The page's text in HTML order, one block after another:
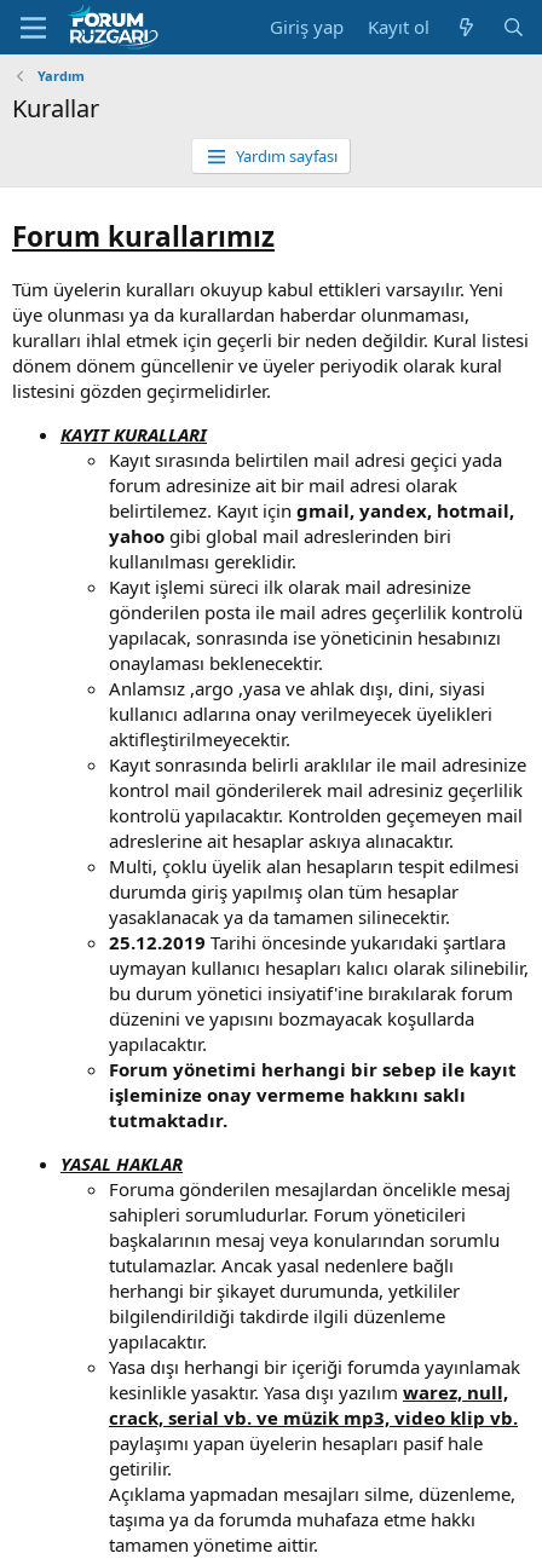
Giriş yap Kayıt ol
Yardım
Kurallar
Yardım sayfası
Forum kurallarımız
Tüm üyelerin kuralları okuyup kabul ettikleri varsayılır. Yeni
üye olunması ya da kurallardan haberdar olunmaması,
kuralları ihlal etmek için geçerli bir neden değildir. Kural listesi
dönem dönem güncellenir ve üyeler periyodik olarak kural
listesini gözden geçirmelidirler.
KAYIT KURALLARI
Kayıt sırasında belirtilen mail adresi geçici yada
forum adresinize ait bir mail adresi olarak
belirtilemez. Kayıt için gmail, yandex, hotmail,
yahoo gibi global mail adreslerinden biri
kullanılması gereklidir.
Kayıt işlemi süreci ilk olarak mail adresinize
gönderilen posta ile mail adres geçerlilik kontrolü
yapılacak, sonrasında ise yöneticinin hesabınızı
onaylaması beklenecektir.
Anlamsız ,argo ,yasa ve ahlak dışı, dini, siyasi
kullanıcı adlarına onay verilmeyecek üyelikleri
aktifleştirilmeyecektir.
Kayıt sonrasında belirli araklılar ile mail adresinize
kontrol mail gönderilerek mail adresiniz geçerlilik
kontrolü yapılacaktır. Kontrolden geçemeyen mail
adreslerine ait hesaplar askıya alınacaktır.
Multi, çoklu üyelik alan hesapların tespit edilmesi
durumda giriş yapılmış olan tüm hesaplar
yasaklanacak ya da tamamen silinecektir.
25.12.2019 Tarihi öncesinde yukarıdaki şartlara
uymayan kullanıcı hesapları kalıcı olarak silinebilir,
bu durum yönetici insiyatif'ine bırakılarak forum
düzenini ve yapısını bozmayacak koşullarda
yapılacaktır.
Forum yönetimi herhangi bir sebep ile kayıt
işleminize onay vermeme hakkını saklı
tutmaktadır.
YASAL HAKLAR
Foruma gönderilen mesajlardan öncelikle mesaj
sahipleri sorumludurlar. Forum yöneticileri
başkalarının mesaj veya konularından sorumlu
tutulamazlar. Ancak yasal nedenlere bağlı
herhangi bir şikayet durumunda, yetkililer
bilgilendirildiği takdirde ilgili düzenleme
yapılacaktır.
Yasa dışı herhangi bir içeriği forumda yayınlamak
kesinlikle yasaktır. Yasa dışı yazılım warez, null,
crack, serial vb. ve müzik mp3, video klip vb.
paylaşımı yapan üyelerin hesapları pasif hale
getirilir.
Açıklama yapmadan mesajları silme, düzenleme,
taşıma ya da forumda muhafaza etme hakkı
tamamen yönetime aittir.